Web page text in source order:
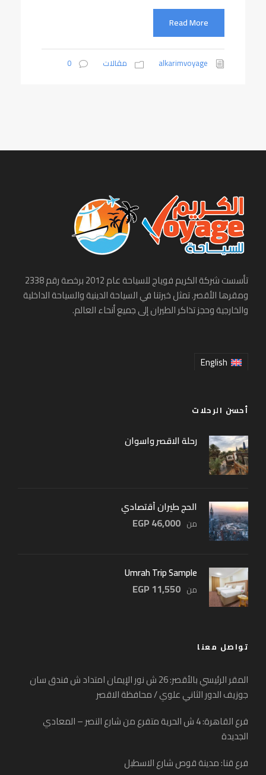
Read More
alkarimvoyage مقالات 0
تأسست شركة الكريم فوياج للسياحة عام 2012 برخصة رقم 2338
ومقرها الأقصر. تمثل خبرتنا في السياحة الدينية والسياحة الداخلية
والخارجية وحجز تذاكر الطيران إلى جميع أنحاء العالم.
English
أحسن الرحلات
رحلة الاقصر واسوان
الحج طيران أقتصادي
من 46,000 EGP
Umrah Trip Sample
من 11,550 EGP
تواصل معنا
المقر الرئيسي بالأقصر: 26 ش نور الإيمان امتداد ش فندق سان
جوزيف الدور الثاني علوي / محافظة الاقصر
فرع القاهرة: 4 ش الحرية متفرع من شارع النصر – المعادي
الجديدة
فرع قنا: مدينة قوص شارع الاسطبل